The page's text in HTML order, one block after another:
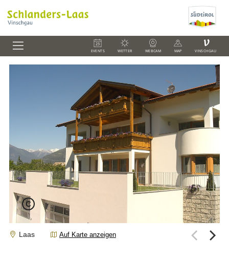
EVENTS WETTER WEBCAM MAP
V
VINSCHGAU